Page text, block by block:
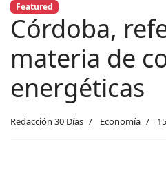
Featured
Córdoba,
materia de
energéticas
Redacción 30 Días Economía